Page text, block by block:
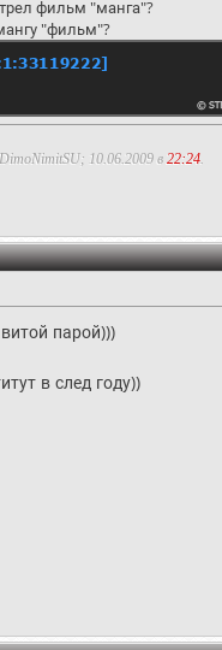
фильм "манга"?
"фильм"?
10.06.2009 в 22:24
парой)))
в след году))